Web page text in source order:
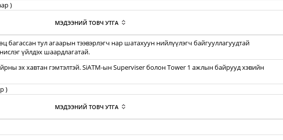
)
МЭДЭЭНИЙ ТОВЧ УТГА
тул агаарын тээвэрлэгч нар шатахуун нийлүүлэгч байгууллагуудтай
үйлдэх шаардлагатай.
эх хавтан гэмтэлтэй. SiATM-ын Superviser болон Tower 1 ажлын байрууд хэвийн
)
МЭДЭЭНИЙ ТОВЧ УТГА